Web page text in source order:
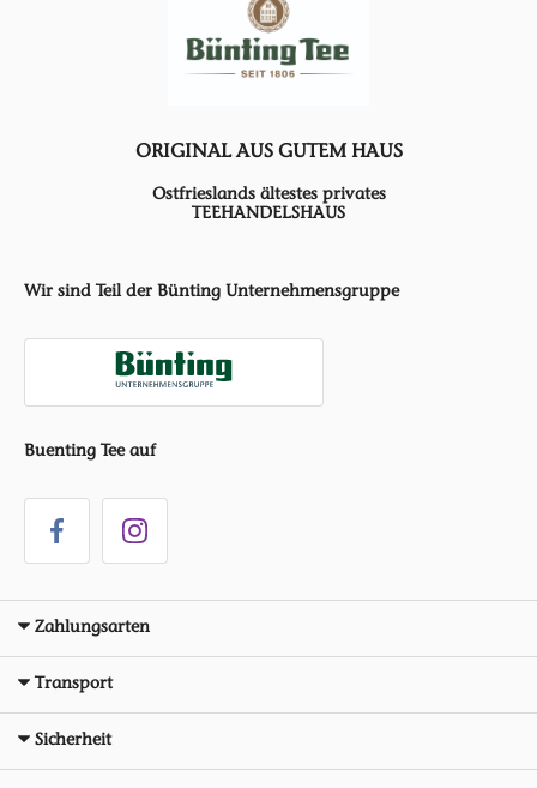
ORIGINAL AUS GUTEM HAUS
Ostfrieslands ältestes privates
TEEHANDELSHAUS
Wir sind Teil der Bünting Unternehmensgruppe
Buenting Tee auf
Zahlungsarten
Transport
Sicherheit